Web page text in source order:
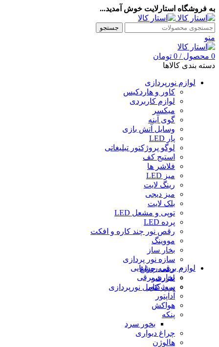
به فروشگاه استارلایت خوش آمدید...
جستجو
منو
0 محصول /
0 تومان
دسته بندی کالاها
لوازم نورپردازی
کاور و هاردکیس
لوازم کاربردی
میکسر
گوی آینه
وسایل آتش بازی
پار LED
لوگو پروژکتور تبلیغاتی
استیج کف
فلاشر ها
میز LED
رینگ لایت
میز دیجی
بلک لایت
توپی و مشعل LED
پرده LED
رقص نور چند کاره و افکت
مووینگ
بخار ساز
سازه نور پردازی
ریسه چراغ
لیزرشو
ست کامل نورپردازی
لوازم برقی روشنایی
بخاری برقی
پروژكتور
آداپتور
هواکش
پنکه
بخور سرد
چراغ دیواری
هالوژن